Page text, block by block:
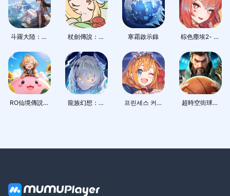
斗羅大陸：獵
杖劍傳說：坎
寒霜啟示錄
棕色塵埃2- 冒
RO仙境傳説：
龍族幻想：勇
프린세스 커넥
超時空街球對